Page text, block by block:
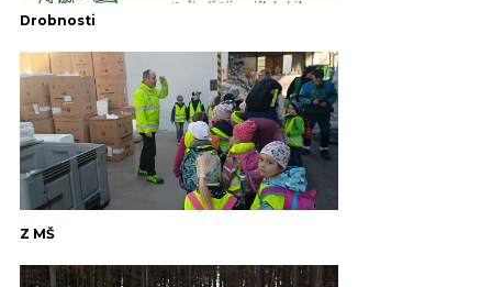
Drobnosti
Z MŠ